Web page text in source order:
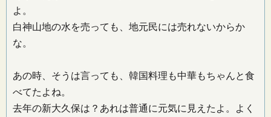
よ。
白神山地の水を売っても、地元民には売れないからか
な。
あの時、そうは言っても、韓国料理も中華もちゃんと食
べてたよね。
去年の新大久保は？あれは普通に元気に見えたよ。よく